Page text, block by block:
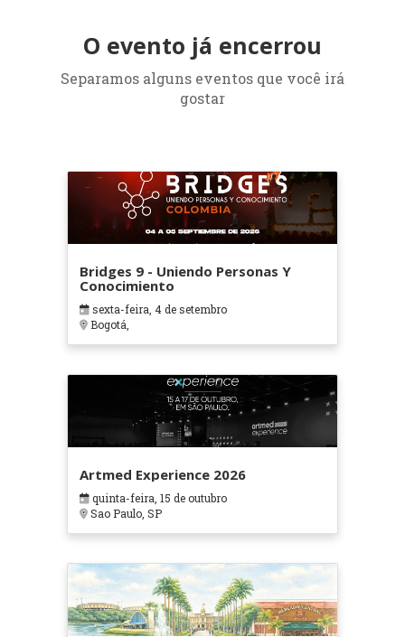
O evento já encerrou
Separamos alguns eventos que você irá
gostar
Bridges 9 - Uniendo Personas Y
Conocimiento
sexta-feira, 4 de setembro
Bogotá,
Artmed Experience 2026
quinta-feira, 15 de outubro
Sao Paulo, SP